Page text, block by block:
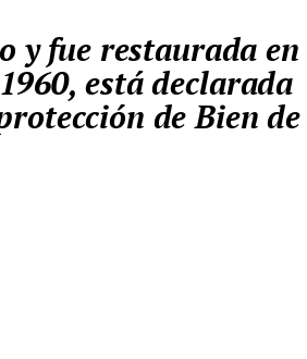
está declarada
de Bien de